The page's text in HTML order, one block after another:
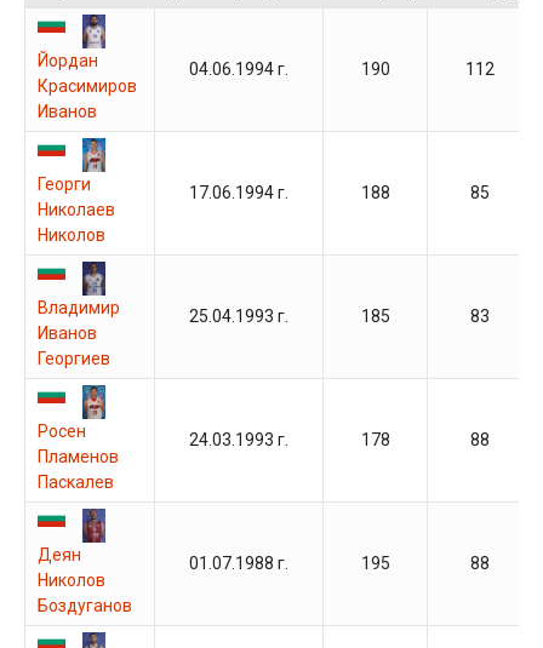
Йордан
Красимиров
Иванов
04.06.1994 г. 190 112
Георги
Николаев
Николов
17.06.1994 г. 188 85
Владимир
Иванов
Георгиев
25.04.1993 г. 185 83
Росен
Пламенов
Паскалев
24.03.1993 г. 178 88
Деян
Николов
Боздуганов
01.07.1988 г. 195 88